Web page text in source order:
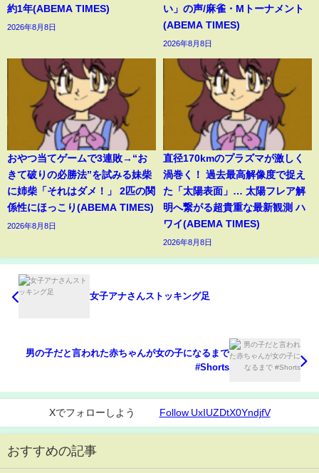
約1年(ABEMA TIMES)
2026年8月8日
い」の声/麻雀・Mトーナメント
(ABEMA TIMES)
2026年8月8日
おやつ当てゲームで3連敗→“お
きて破りの必勝法”を試みる妹柴
に姉柴「それはダメ！」 2匹の関
係性にほっこり(ABEMA TIMES)
2026年8月8日
直径170kmのプラズマが激しく
渦巻く！ 過去最高解像度で捉え
た「太陽表面」… 太陽フレア解
明へ繋がる超貴重な最新観測 ハ
ワイ(ABEMA TIMES)
2026年8月8日
女子アナさんストッキング足
男の子だと言われた赤ちゃんが女の子になるまで
#Shorts
Xでフォローしよう Follow UxIUZDtX0YndjfV
おすすめの記事